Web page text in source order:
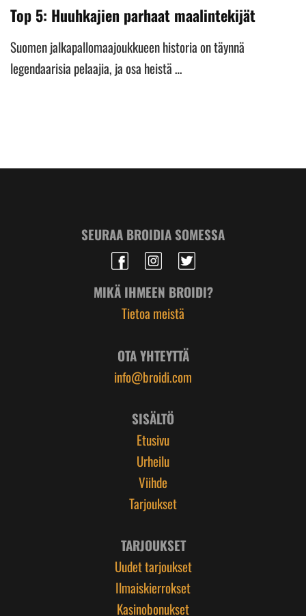
Top 5: Huuhkajien parhaat maalintekijät
Suomen jalkapallomaajoukkueen historia on täynnä
legendaarisia pelaajia, ja osa heistä …
SEURAA BROIDIA SOMESSA
MIKÄ IHMEEN BROIDI?
Tietoa meistä
OTA YHTEYTTÄ
info@broidi.com
SISÄLTÖ
Etusivu
Urheilu
Viihde
Tarjoukset
TARJOUKSET
Uudet tarjoukset
Ilmaiskierrokset
Kasinobonukset